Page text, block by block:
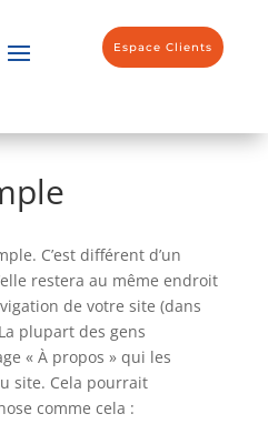
Espace Clients
C’est différent d’un
restera au même endroit
de votre site (dans
plupart des gens
« À propos » qui les
site. Cela pourrait
comme cela :